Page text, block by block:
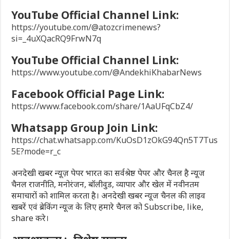
YouTube Official Channel Link:
https://youtube.com/@atozcrimenews?
si=_4uXQacRQ9FrwN7q
YouTube Official Channel Link:
https://www.youtube.com/@AndekhiKhabarNews
Facebook Official Page Link:
https://www.facebook.com/share/1AaUFqCbZ4/
Whatsapp Group Join Link:
https://chat.whatsapp.com/KuOsD1zOkG94Qn5T7Tus
5E?mode=r_c
अनदेखी खबर न्यूज़ पेपर भारत का सर्वश्रेष्ठ पेपर और चैनल है न्यूज
चैनल राजनीति, मनोरंजन, बॉलीवुड, व्यापार और खेल में नवीनतम
समाचारों को शामिल करता है। अनदेखी खबर न्यूज चैनल की लाइव
खबरें एवं ब्रेकिंग न्यूज के लिए हमारे चैनल को Subscribe, like,
share करे।